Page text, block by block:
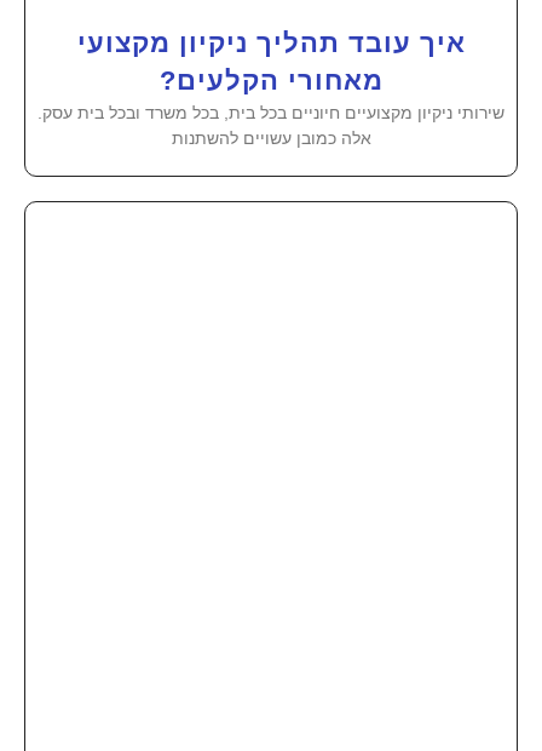
איך עובד תהליך ניקיון מקצועי
מאחורי הקלעים?
שירותי ניקיון מקצועיים חיוניים בכל בית, בכל משרד ובכל בית עסק.
אלה כמובן עשויים להשתנות